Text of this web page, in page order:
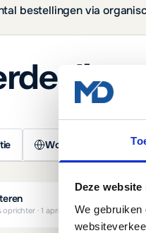
Deze
We
bestellingen via
WooCommerce
oprichter·1 april 2026